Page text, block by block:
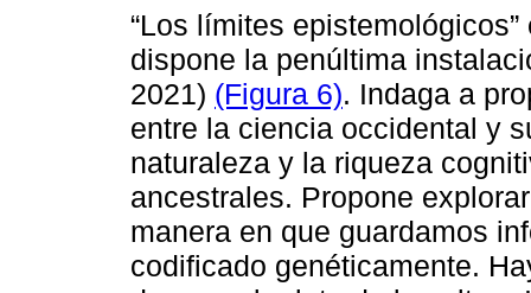
“Los límites
dispone la penúltima
2021) (Figura 6). Indaga a
entre la ciencia occidental y
naturaleza y la riqueza
ancestrales. Propone
manera en que guardamos
codificado genéticamente.